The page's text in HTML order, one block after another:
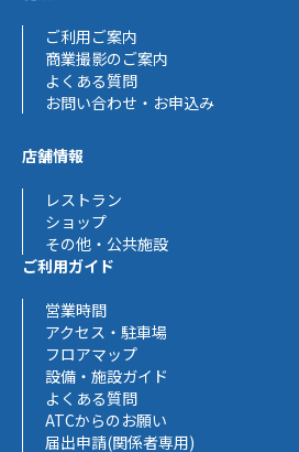
ご利用ご案内
商業撮影のご案内
よくある質問
お問い合わせ・お申込み
店舗情報
レストラン
ショップ
その他・公共施設
ご利用ガイド
営業時間
アクセス・駐車場
フロアマップ
設備・施設ガイド
よくある質問
ATCからのお願い
届出申請(関係者専用)